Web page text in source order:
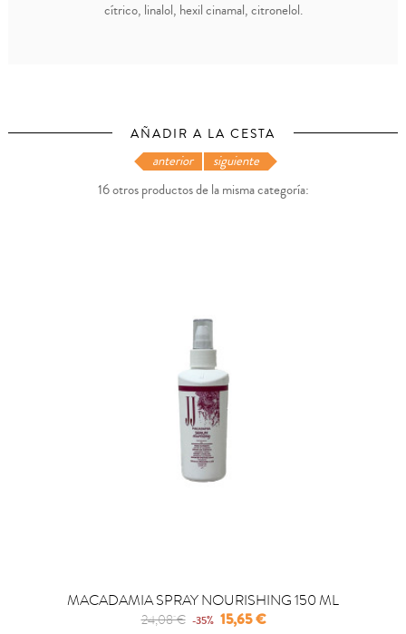
cítrico, linalol, hexil cinamal, citronelol.
AÑADIR A LA CESTA
16 otros productos de la misma categoría:
MACADAMIA SPRAY NOURISHING 150 ML
Regular
24,08 € -35% Precio
15,65 €
anterior siguiente